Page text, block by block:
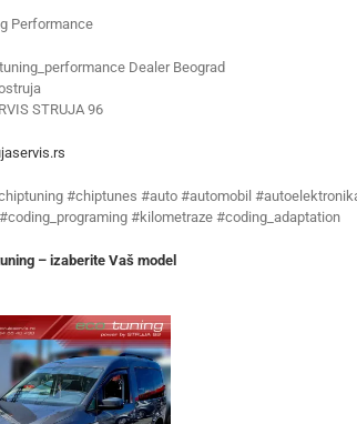
Performance
Dealer Beograd
STRUJA 96
#chiptunes #auto #automobil
#kilometraze #coding_adaptation
– izaberite Vaš model